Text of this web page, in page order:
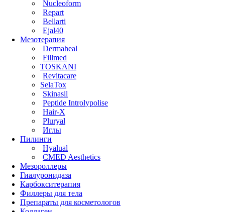
Nucleoform
Repart
Bellarti
Ejal40
Мезотерапия
Dermaheal
Fillmed
TOSKANI
Revitacare
SelaTox
Skinasil
Peptide Introlypolise
Hair-X
Pluryal
Иглы
Пилинги
Hyalual
CMED Aesthetics
Мезороллеры
Гиалуронидаза
Карбокситерапия
Филлеры для тела
Препараты для косметологов